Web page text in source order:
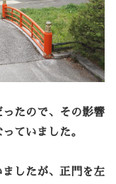
たので、その影響
ていました。
したが、正門を左